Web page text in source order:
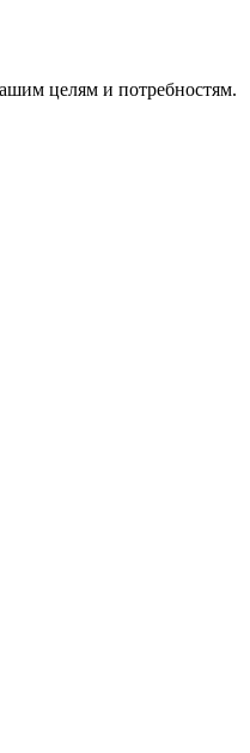
целям и потребностям.